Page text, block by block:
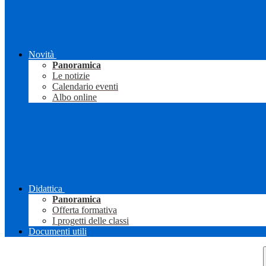
Novità
Panoramica
Le notizie
Calendario eventi
Albo online
Didattica
Panoramica
Offerta formativa
I progetti delle classi
Documenti utili